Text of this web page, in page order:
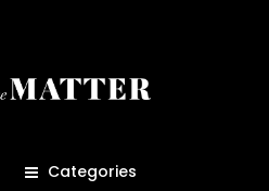
Categories